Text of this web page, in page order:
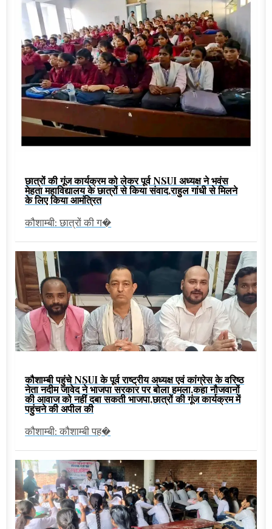
छात्रों की गूंज कार्यक्रम को लेकर पूर्व NSUI अध्यक्ष ने भवंस
मेहता महाविद्यालय के छात्रों से किया संवाद,राहुल गांधी से मिलने
के लिए किया आमंत्रित
कौशाम्बी: छात्रों की ग�
कौशाम्बी पहुंचे NSUI के पूर्व राष्ट्रीय अध्यक्ष एवं कांग्रेस के वरिष्ठ
नेता नदीम जावेद ने भाजपा सरकार पर बोला हमला,कहा नौजवानों
की आवाज को नहीं दबा सकती भाजपा,छात्रों की गूंज कार्यक्रम में
पहुंचने की अपील की
कौशाम्बी: कौशाम्बी पह�